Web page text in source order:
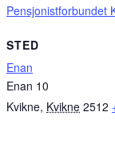
Pensjonistforbundet
STED
Enan
Enan 10
Kvikne, Kvikne 2512